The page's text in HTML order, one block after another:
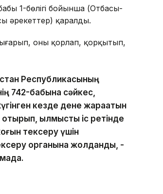
1-бөлігі бойынша (Отбасы-
әрекеттер) қаралды.
оны қорлап, қорқытып,
Республикасының
742-бабына сәйкес,
кезде дене жарақатын
қылмыстық іс ретінде
тексеру үшін
органына жолданды, -